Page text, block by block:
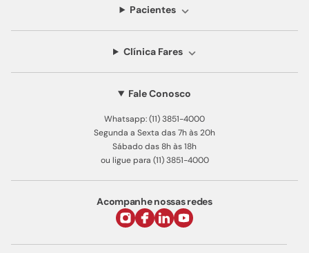
Pacientes
Clínica Fares
Fale Conosco
Whatsapp: (11) 3851-4000
Segunda a Sexta das 7h às 20h
Sábado das 8h às 18h
ou ligue para (11) 3851-4000
Acompanhe nossas redes